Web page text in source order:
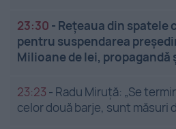
23:30 - Rețeaua din spatele
pentru suspendarea
Milioane de lei, propagandă
23:23 - Radu Miruță: „Se
celor două barje, sunt măsuri